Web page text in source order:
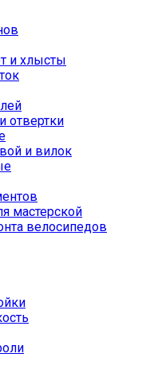
и хлысты
отвертки
и вилок
мастерской
велосипедов